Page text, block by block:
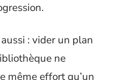
: vider un plan
ne
même effort qu’un